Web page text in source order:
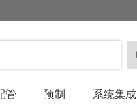
管 预制 系统集成